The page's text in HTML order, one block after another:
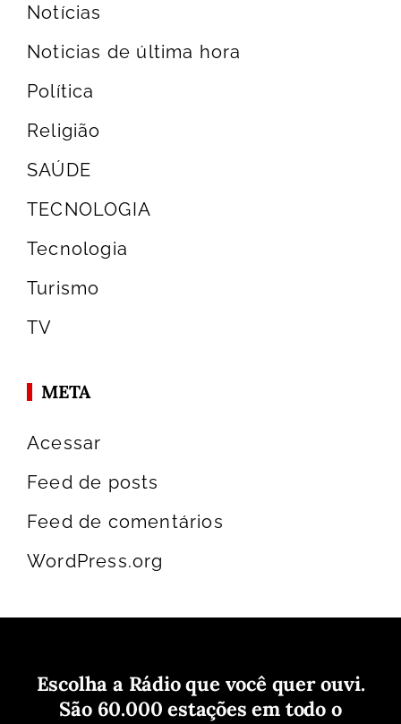
Notícias
Noticias de última hora
Política
Religião
SAÚDE
TECNOLOGIA
Tecnologia
Turismo
TV
META
Acessar
Feed de posts
Feed de comentários
WordPress.org
Escolha a Rádio que você quer ouvi.
São 60.000 estações em todo o